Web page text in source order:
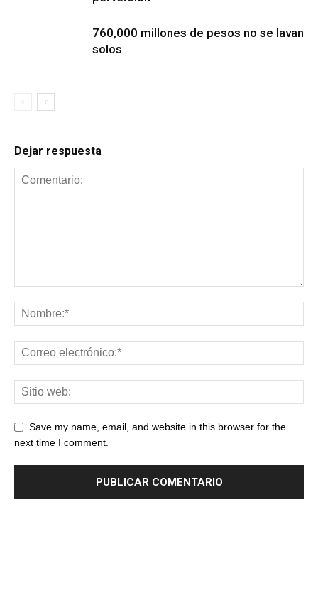
760,000 millones de pesos no se lavan
solos
Dejar respuesta
Save my name, email, and website in this browser for the
next time I comment.